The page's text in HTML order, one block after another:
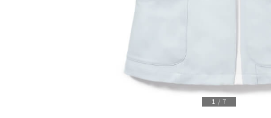
1 / 7